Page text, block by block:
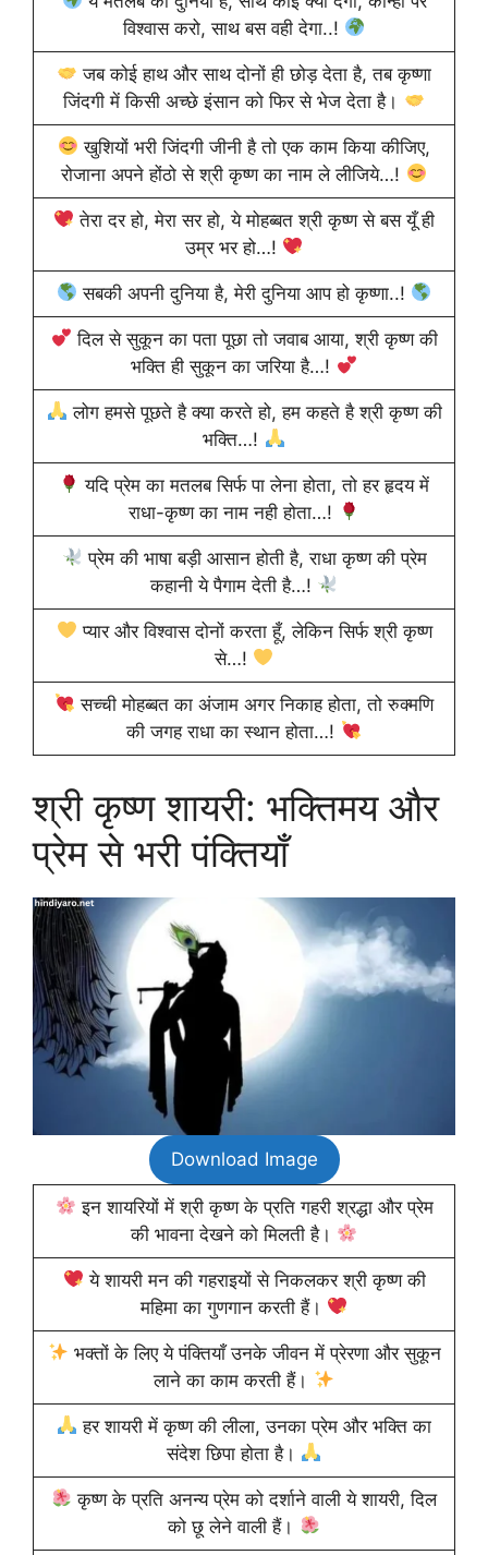
विश्वास करो, साथ बस वही देगा..!
जब कोई हाथ और साथ दोनों ही छोड़ देता है, तब कृष्णा
जिंदगी में किसी अच्छे इंसान को फिर से भेज देता है।
खुशियों भरी जिंदगी जीनी है तो एक काम किया कीजिए,
रोजाना अपने होंठो से श्री कृष्ण का नाम ले लीजिये…!
तेरा दर हो, मेरा सर हो, ये मोहब्बत श्री कृष्ण से बस यूँ ही
उम्र भर हो…!
सबकी अपनी दुनिया है, मेरी दुनिया आप हो कृष्णा..!
दिल से सुकून का पता पूछा तो जवाब आया, श्री कृष्ण की
भक्ति ही सुकून का जरिया है…!
लोग हमसे पूछते है क्या करते हो, हम कहते है श्री कृष्ण की
भक्ति…!
यदि प्रेम का मतलब सिर्फ पा लेना होता, तो हर हृदय में
राधा-कृष्ण का नाम नही होता…!
प्रेम की भाषा बड़ी आसान होती है, राधा कृष्ण की प्रेम
कहानी ये पैगाम देती है…!
प्यार और विश्वास दोनों करता हूँ, लेकिन सिर्फ श्री कृष्ण
से…!
सच्ची मोहब्बत का अंजाम अगर निकाह होता, तो रुक्मणि
की जगह राधा का स्थान होता…!
श्री कृष्ण शायरी: भक्तिमय और
प्रेम से भरी पंक्तियाँ
Download Image
इन शायरियों में श्री कृष्ण के प्रति गहरी श्रद्धा और प्रेम
की भावना देखने को मिलती है।
ये शायरी मन की गहराइयों से निकलकर श्री कृष्ण की
महिमा का गुणगान करती हैं।
भक्तों के लिए ये पंक्तियाँ उनके जीवन में प्रेरणा और सुकून
लाने का काम करती हैं।
हर शायरी में कृष्ण की लीला, उनका प्रेम और भक्ति का
संदेश छिपा होता है।
कृष्ण के प्रति अनन्य प्रेम को दर्शाने वाली ये शायरी, दिल
को छू लेने वाली हैं।